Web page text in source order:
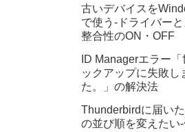
古いデバイスを
で使う-ドライバーと
整合性のON・OFF
ID Managerエラー
ックアップに失敗し
た。」の解決法
Thunderbirdに届い
の並び順を変えたい